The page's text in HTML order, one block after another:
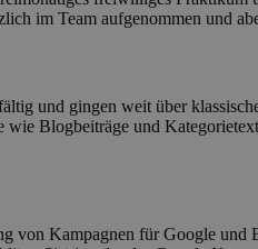
im Team aufgenommen und
und gingen weit über
Blogbeiträge und
von Kampagnen für Google